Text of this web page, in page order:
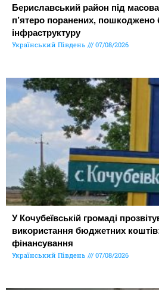
Бериславський район під
п’ятеро поранених, пошкоджено
інфраструктуру
Український Південь 07/08/2026
У Кочубеївській громаді
використання бюджетних
фінансування
Український Південь 07/08/2026